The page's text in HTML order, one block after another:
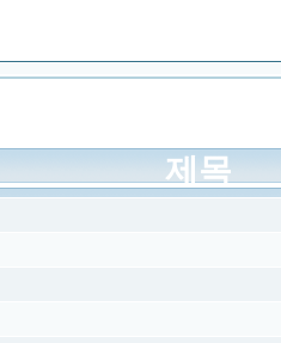
제목